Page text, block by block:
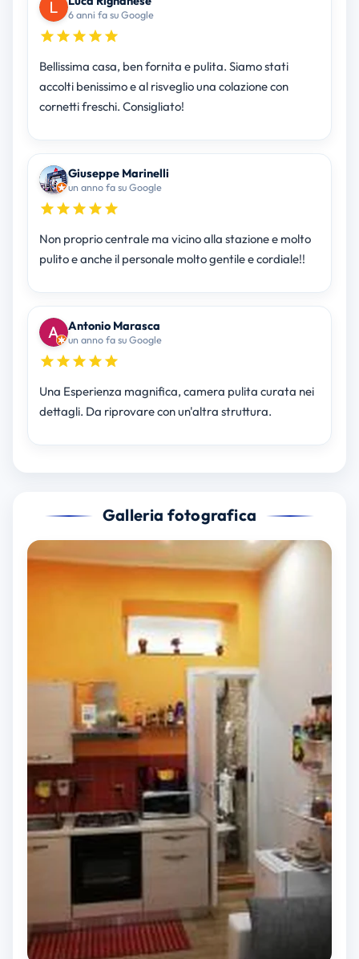
6 anni fa su Google
Bellissima casa, ben fornita e pulita. Siamo stati
accolti benissimo e al risveglio una colazione con
cornetti freschi. Consigliato!
Giuseppe Marinelli
un anno fa su Google
Non proprio centrale ma vicino alla stazione e molto
pulito e anche il personale molto gentile e cordiale!!
Antonio Marasca
un anno fa su Google
Una Esperienza magnifica, camera pulita curata nei
dettagli. Da riprovare con un'altra struttura.
Galleria fotografica